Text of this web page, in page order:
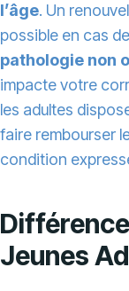
l’âge. Un
possible en cas de
pathologie non
impacte votre
les adultes
faire rembourser
condition
Jeunes